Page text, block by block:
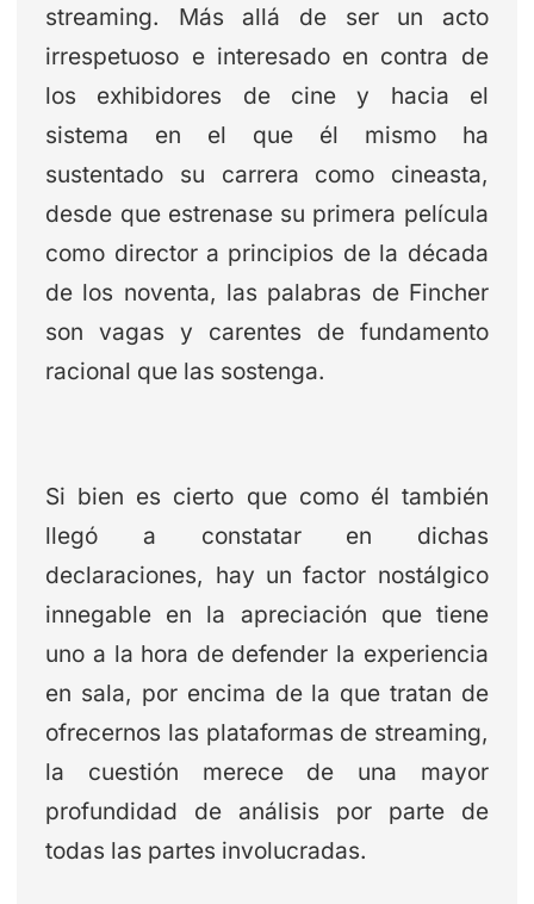
streaming. Más allá de ser un acto
irrespetuoso e interesado en contra de
los exhibidores de cine y hacia el
sistema en el que él mismo ha
sustentado su carrera como cineasta,
desde que estrenase su primera película
como director a principios de la década
de los noventa, las palabras de Fincher
son vagas y carentes de fundamento
racional que las sostenga.
Si bien es cierto que como él también
llegó a constatar en dichas
declaraciones, hay un factor nostálgico
innegable en la apreciación que tiene
uno a la hora de defender la experiencia
en sala, por encima de la que tratan de
ofrecernos las plataformas de streaming,
la cuestión merece de una mayor
profundidad de análisis por parte de
todas las partes involucradas.